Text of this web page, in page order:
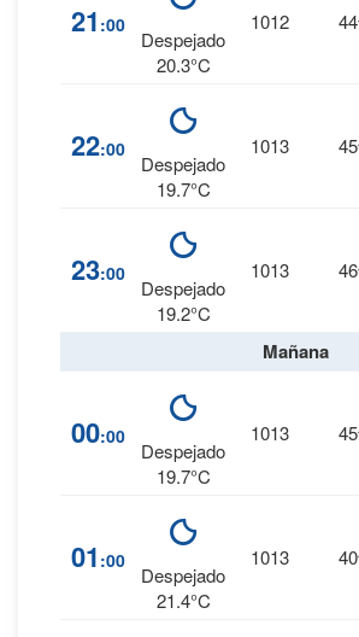
21 :00
Despejado
20.3°C
1012 44
22:00
Despejado
19.7°C
1013 45
23:00
Despejado
19.2°C
1013 46
Mañana
00:00
Despejado
19.7°C
1013 45
01 :00
Despejado
21.4°C
1013 40